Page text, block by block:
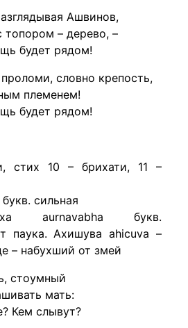
Ашвинов,
топором – дерево, –
будет рядом!
словно крепость,
племенем!
будет рядом!
стих 10 – брихати, 11 –
сильная
aurnavabha букв.
паука. Ахишува ahicuva –
– набухший от змей
стоумный
мать:
Кем слывут?